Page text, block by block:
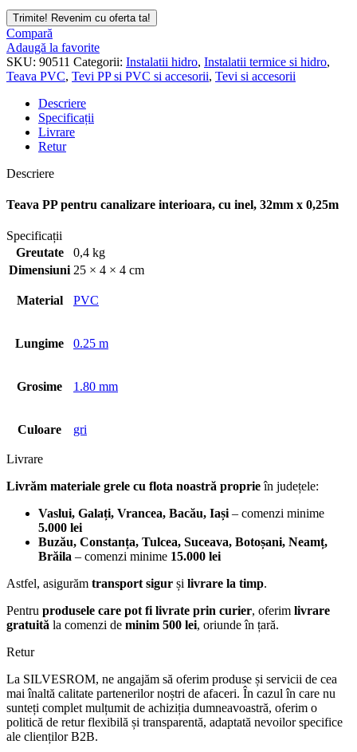
Trimite! Revenim cu oferta ta!
Compară
Adaugă la favorite
SKU: 90511 Categorii: Instalatii hidro, Instalatii termice si hidro,
Teava PVC, Tevi PP si PVC si accesorii, Tevi si accesorii
Descriere
Specificații
Livrare
Retur
Descriere
Teava PP pentru canalizare interioara, cu inel, 32mm x 0,25m
Specificații
Greutate
0,4 kg
Dimensiuni 25 × 4 × 4 cm
Material PVC
Lungime 0.25 m
Grosime 1.80 mm
Culoare gri
Livrare
Livrăm materiale grele cu flota noastră proprieîn județele:
Vaslui, Galați, Vrancea, Bacău, Iași– comenzi minime
5.000 lei
Buzău, Constanța, Tulcea, Suceava, Botoșani, Neamț,
Brăila – comenzi minime 15.000 lei
Astfel, asigurăm transport sigur și livrare la timp.
Pentru produsele care pot fi livrate prin curier, oferim livrare
gratuită la comenzi de minim 500 lei, oriunde în țară.
Retur
La SILVESROM, ne angajăm să oferim produse și servicii de cea
mai înaltă calitate partenerilor noștri de afaceri. În cazul în care nu
sunteți complet mulțumit de achiziția dumneavoastră, oferim o
politică de retur flexibilă și transparentă, adaptată nevoilor specifice
ale clienților B2B.